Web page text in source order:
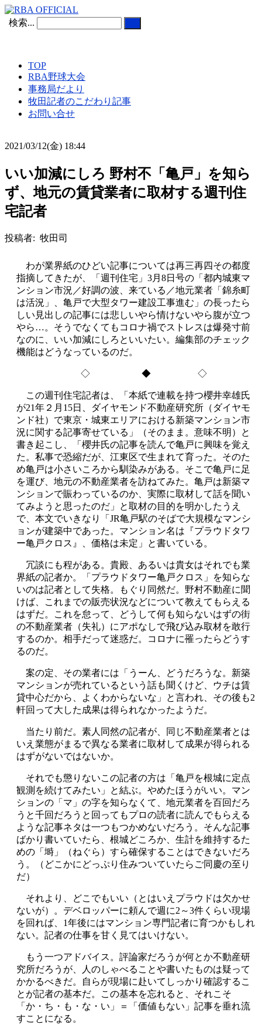
検索...
TOP
RBA野球大会
事務局だより
牧田記者のこだわり記事
お問い合せ
2021/03/12(金) 18:44
いい加減にしろ 野村不「亀戸」を知ら
ず、地元の賃貸業者に取材する週刊住
宅記者
投稿者: 牧田司
わが業界紙のひどい記事については再三再四その都度
指摘してきたが、「週刊住宅」3月8日号の「都内城東マ
ンション市況／好調の波、来ている／地元業者「錦糸町
は活況」、亀戸で大型タワー建設工事進む」の長ったら
しい見出しの記事には悲しいやら情けないやら腹が立つ
やら…。そうでなくてもコロナ禍でストレスは爆発寸前
なのに、いい加減にしろといいたい。編集部のチェック
機能はどうなっているのだ。
◇ ◆ ◇
この週刊住宅記者は、「本紙で連載を持つ櫻井幸雄氏
が21年２月15日、ダイヤモンド不動産研究所（ダイヤモ
ンド社）で東京・城東エリアにおける新築マンション市
況に関する記事寄せている」（そのまま。意味不明）と
書き起こし、「櫻井氏の記事を読んで亀戸に興味を覚え
た。私事で恐縮だが、江東区で生まれて育った。そのた
め亀戸は小さいころから馴染みがある。そこで亀戸に足
を運び、地元の不動産業者を訪ねてみた。亀戸は新築マ
ンションで賑わっているのか、実際に取材して話を聞い
てみようと思ったのだ」と取材の目的を明かしたうえ
で、本文でいきなり「JR亀戸駅のそばで大規模なマンシ
ョンが建築中であった。マンション名は『プラウドタワ
ー亀戸クロス』、価格は未定」と書いている。
冗談にも程がある。貴殿、あるいは貴女はそれでも業
界紙の記者か。「プラウドタワー亀戸クロス」を知らな
いのは記者として失格。もぐり同然だ。野村不動産に聞
けば、これまでの販売状況などについて教えてもらえる
はずだ。これを怠って、どうして何も知らないはずの街
の不動産業者（失礼）にアポなしで飛び込み取材を敢行
するのか。相手だって迷惑だ。コロナに罹ったらどうす
るのだ。
案の定、その業者には「うーん、どうだろうな。新築
マンションが売れているという話も聞くけど、ウチは賃
貸中心だから、よくわからないな」と言われ、その後も2
軒回って大した成果は得られなかったようだ。
当たり前だ。素人同然の記者が、同じ不動産業者とは
いえ業態がまるで異なる業者に取材して成果が得られる
はずがないではないか。
それでも懲りないこの記者の方は「亀戸を根城に定点
観測を続けてみたい」と結ぶ。やめたほうがいい。マン
ションの「マ」の字を知らなくて、地元業者を百回だろ
うと千回だろうと回ってもプロの読者に読んでもらえる
ような記事ネタは一つもつかめないだろう。そんな記事
ばかり書いていたら、根城どころか、生計を維持するた
めの「塒」（ねぐら）すら確保することはできないだろ
う。（どこかにどっぷり住みついていたらご同慶の至り
だ）
それより、どこでもいい（とはいえプラウドは欠かせ
ないが）。デベロッパーに頼んで週に2～3件くらい現場
を回れば、1年後にはマンション専門記者に育つかもしれ
ない。記者の仕事を甘く見てはいけない。
もう一つアドバイス。評論家だろうが何とか不動産研
究所だろうが、人のしゃべることや書いたものは疑って
かかるべきだ。自らが現場に赴いてしっかり確認するこ
とが記者の基本だ。この基本を忘れると、それこそ
「か・ち・も・な・い」＝「価値もない」記事を垂れ流
すことになる。